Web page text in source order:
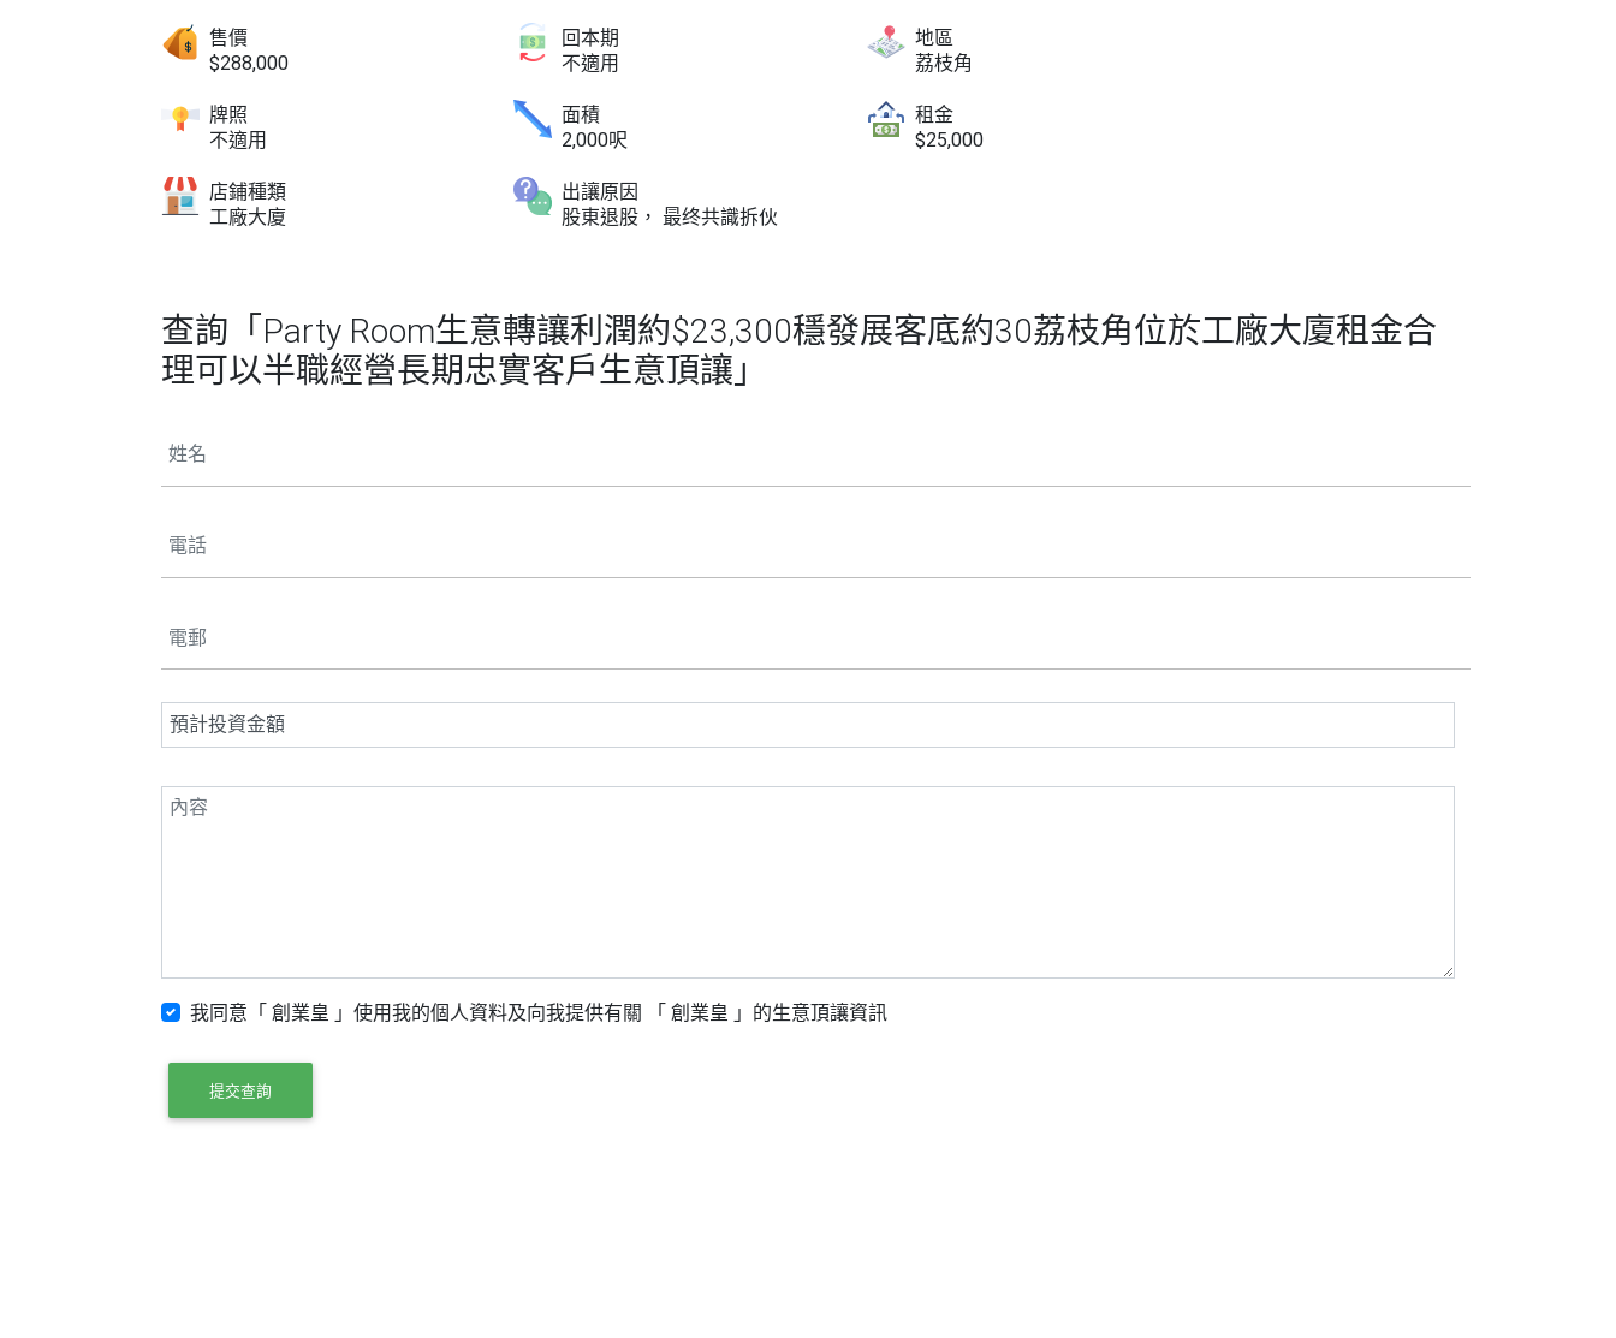
售價
$288,000
回本期
不適用
地區
荔枝角
牌照
不適用
面積
2,000呎
租金
$25,000
店鋪種類
工廠大廈
出讓原因
股東退股， 最终共識拆伙
查詢「Party Room生意轉讓利潤約$23,300穩發展客底約30荔枝角位於工廠大廈租金合
理可以半職經營長期忠實客戶生意頂讓」
我同意「 創業皇 」使用我的個人資料及向我提供有關 「 創業皇 」的生意頂讓資訊
提交查詢